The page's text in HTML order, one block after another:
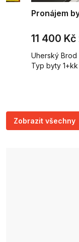
Pronájem
11 400
Uherský Brod
Typ byty 1+kk
Zobrazit všechny